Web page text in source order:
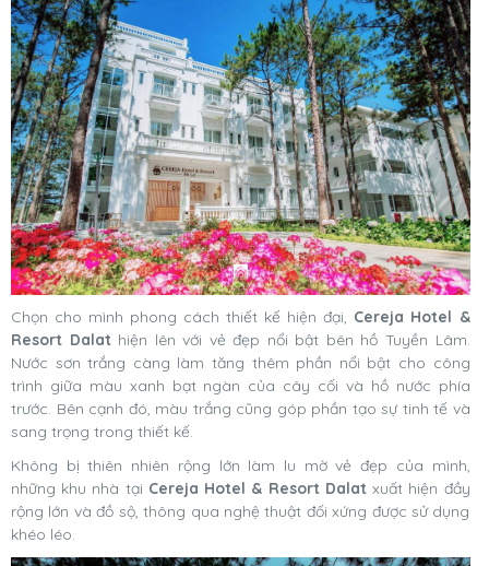
Chọn cho mình phong cách thiết kế hiện đại, Cereja Hotel &
Resort Dalat hiện lên với vẻ đẹp nổi bật bên hồ Tuyền Lâm.
Nước sơn trắng càng làm tăng thêm phần nổi bật cho công
trình giữa màu xanh bạt ngàn của cây cối và hồ nước phía
trước. Bên cạnh đó, màu trắng cũng góp phần tạo sự tinh tế và
sang trọng trong thiết kế.
Không bị thiên nhiên rộng lớn làm lu mờ vẻ đẹp của mình,
những khu nhà tại Cereja Hotel & Resort Dalatxuất hiện đầy
rộng lớn và đồ sộ, thông qua nghệ thuật đối xứng được sử dụng
khéo léo.